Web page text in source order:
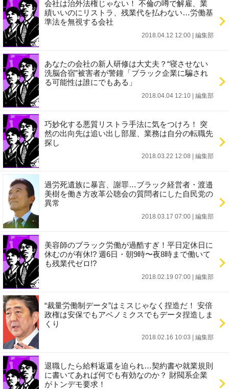
会社は治外法権じゃない！ 不倫の噂で解雇、業
績いいのにリストラ、残業代を払わない…労働基
準法を無視する会社
2018.04.12 12:00 編集部
あなたの会社の新人研修は大丈夫？“寝させない
洗脳合宿”被害者が警鐘「ブラック企業に騙され
る可能性は誰にでもある」
2018.04.04 12:10 編集部
巧妙化する悪質リストラ手法に気をつけろ！ 突
然の出向先は追い出し部屋、業務は自分の転職先
探し
2018.03.22 12:08 編集部
過労死遺族に暴言、謝罪…ブラック経営者・渡邉
美樹を働き方改革公聴会の質問者にした自民党の
異常
2018.03.17 07:00 編集部
美容師のブラック労働が過酷すぎ！平日定休日に
休むのが有休!? 週6日・朝9時〜夜8時まで働いて
も残業代ゼロ!?
2018.02.19 07:00 編集部
“裁量労働制データ”はミスじゃなく捏造だ！ 安倍
政権は安保でもアベノミクスでもデータ捏造しま
くり
2018.02.16 10:03 編集部
退職したら給料返還を迫られ…契約書や就業規則
に書いてあれば何でも有効なのか？ 財閥系企業
がトンデモ要求！